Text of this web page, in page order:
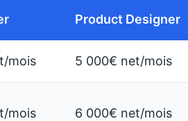
Product Designer
mois 5 000€ net/mois
mois 6 000€ net/mois